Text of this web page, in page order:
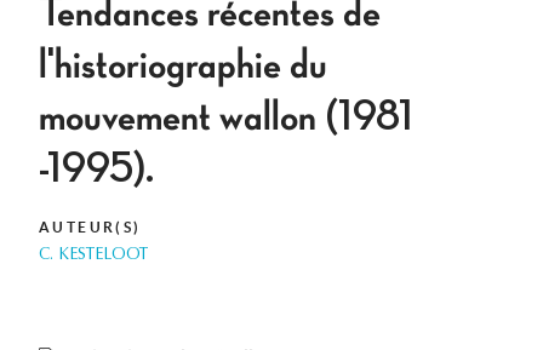
Tendances récentes de
l'historiographie du
mouvement wallon (1981
-1995).
AUTEUR(S)
C. KESTELOOT